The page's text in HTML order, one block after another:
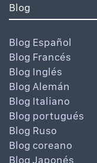
Blog
Blog Español
Blog Francés
Blog Inglés
Blog Alemán
Blog Italiano
Blog portugués
Blog Ruso
Blog coreano
Blog Japonés